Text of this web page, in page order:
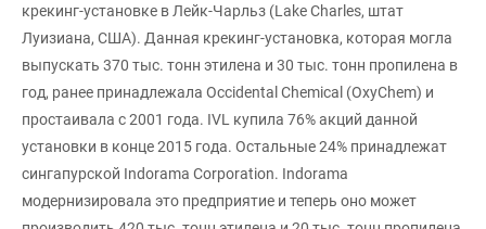
крекинг-установке в Лейк-Чарльз (Lake Charles, штат
Луизиана, США). Данная крекинг-установка, которая могла
выпускать 370 тыс. тонн этилена и 30 тыс. тонн пропилена в
год, ранее принадлежала Occidental Chemical (OxyChem) и
простаивала с 2001 года. IVL купила 76% акций данной
установки в конце 2015 года. Остальные 24% принадлежат
сингапурской Indorama Corporation. Indorama
модернизировала это предприятие и теперь оно может